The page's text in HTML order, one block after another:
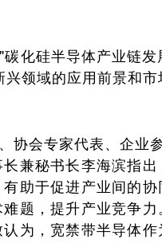
化硅半导体产业链
领域的应用前景和市
协会专家代表、企
兼秘书长李海滨指
助于促进产业间的
题，提升产业竞争
为，宽禁带半导体